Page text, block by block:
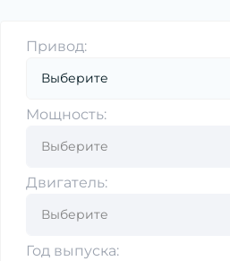
Привод:
Мощность:
Двигатель:
Год выпуска: